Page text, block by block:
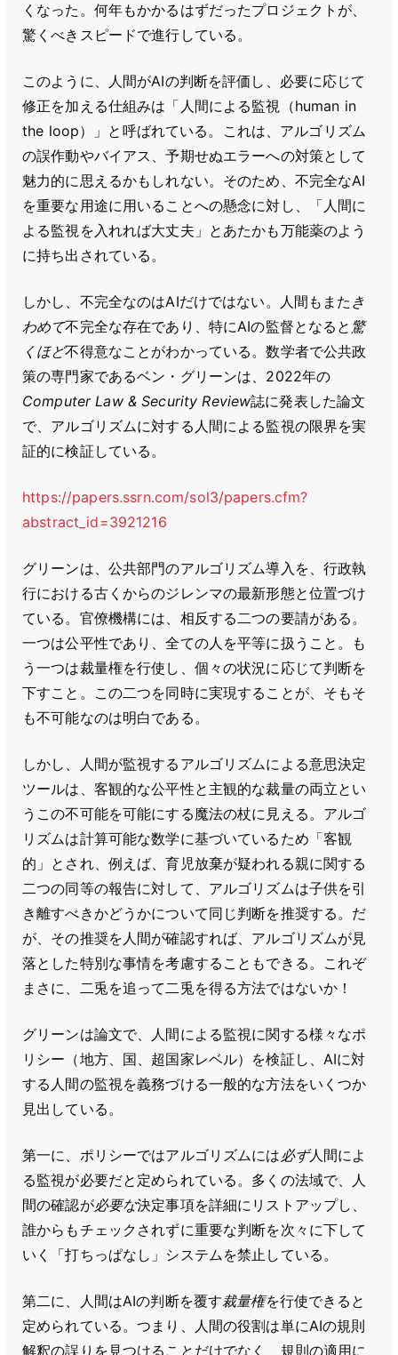
くなった。何年もかかるはずだったプロジェクトが、
驚くべきスピードで進行している。
このように、人間がAIの判断を評価し、必要に応じて
修正を加える仕組みは「人間による監視（human in
the loop）」と呼ばれている。これは、アルゴリズム
の誤作動やバイアス、予期せぬエラーへの対策として
魅力的に思えるかもしれない。そのため、不完全なAI
を重要な用途に用いることへの懸念に対し、「人間に
よる監視を入れれば大丈夫」とあたかも万能薬のよう
に持ち出されている。
しかし、不完全なのはAIだけではない。人間もまた き
わめて不完全な存在であり、特にAIの監督となると 驚
くほど不得意なことがわかっている。数学者で公共政
策の専門家であるベン・グリーンは、2022年の
Computer Law & Security Review誌に発表した論文
で、アルゴリズムに対する人間による監視の限界を実
証的に検証している。
https://papers.ssrn.com/sol3/papers.cfm?
abstract_id=3921216
グリーンは、公共部門のアルゴリズム導入を、行政執
行における古くからのジレンマの最新形態と位置づけ
ている。官僚機構には、相反する二つの要請がある。
一つは公平性であり、全ての人を平等に扱うこと。も
う一つは裁量権を行使し、個々の状況に応じて判断を
下すこと。この二つを同時に実現することが、そもそ
も不可能なのは明白である。
しかし、人間が監視するアルゴリズムによる意思決定
ツールは、客観的な公平性と主観的な裁量の両立とい
うこの不可能を可能にする魔法の杖に見える。アルゴ
リズムは計算可能な数学に基づいているため「客観
的」とされ、例えば、育児放棄が疑われる親に関する
二つの同等の報告に対して、アルゴリズムは子供を引
き離すべきかどうかについて同じ判断を推奨する。だ
が、その推奨を人間が確認すれば、アルゴリズムが見
落とした特別な事情を考慮することもできる。これぞ
まさに、二兎を追って二兎を得る方法ではないか！
グリーンは論文で、人間による監視に関する様々なポ
リシー（地方、国、超国家レベル）を検証し、AIに対
する人間の監視を義務づける一般的な方法をいくつか
見出している。
第一に、ポリシーではアルゴリズムには 必ず人間によ
る監視が必要だと定められている。多くの法域で、人
間の確認が必要な決定事項を詳細にリストアップし、
誰からもチェックされずに重要な判断を次々に下して
いく「打ちっぱなし」システムを禁止している。
第二に、人間はAIの判断を覆す裁量権を行使できると
定められている。つまり、人間の役割は単にAIの規則
解釈の誤りを見つけることだけでなく、規則の適用に